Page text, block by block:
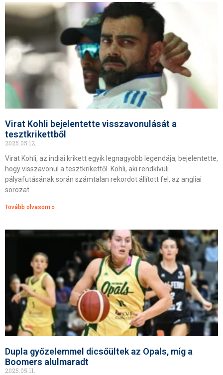
Virat Kohli bejelentette visszavonulását a
tesztkrikettből
2025.05.12.
Virat Kohli, az indiai krikett egyik legnagyobb legendája, bejelentette,
hogy visszavonul a tesztkrikettől. Kohli, aki rendkívüli
pályafutásának során számtalan rekordot állított fel, az angliai
sorozat
Tovább olvasom »
Dupla győzelemmel dicsőültek az Opals, míg a
Boomers alulmaradt
2025.05.11.